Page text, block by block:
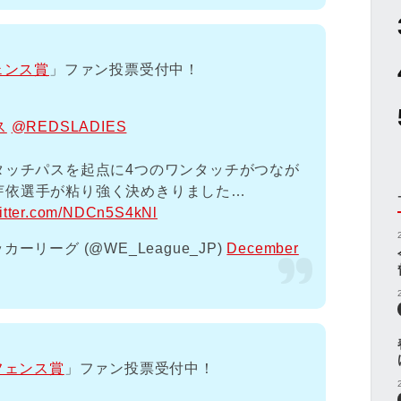
ス賞 」ファン投票受付中！
@REDSLADIES
チパスを起点に4つのワンタッチがつなが
選手が粘り強く決めきりました…
NDCn5S4kNl
ーリーグ (@WE_League_JP) December
ンス賞 」ファン投票受付中！